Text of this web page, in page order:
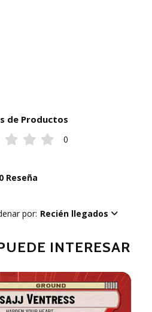
de Productos
0
0 Reseña
por: Recién llegados
INTERESAR